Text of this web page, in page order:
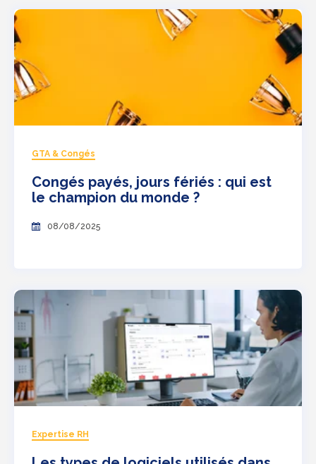
GTA & Congés
Congés payés, jours fériés : qui est
le champion du monde ?
08/08/2025
Expertise RH